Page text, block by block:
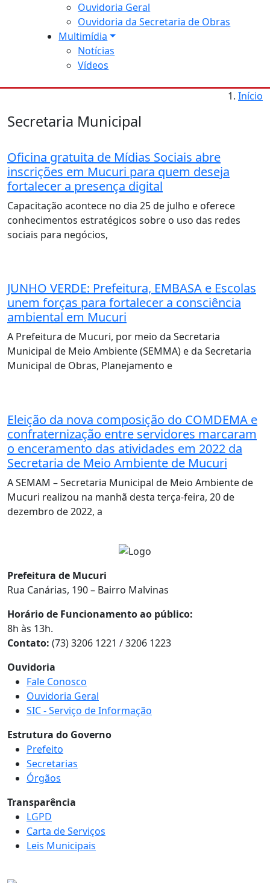
Ouvidoria Geral
Ouvidoria da Secretaria de Obras
Multimídia
Notícias
Vídeos
Início
Secretaria Municipal
Oficina gratuita de Mídias Sociais abre
inscrições em Mucuri para quem deseja
fortalecer a presença digital
Capacitação acontece no dia 25 de julho e oferece
conhecimentos estratégicos sobre o uso das redes
sociais para negócios,
JUNHO VERDE: Prefeitura, EMBASA e Escolas
unem forças para fortalecer a consciência
ambiental em Mucuri
A Prefeitura de Mucuri, por meio da Secretaria
Municipal de Meio Ambiente (SEMMA) e da Secretaria
Municipal de Obras, Planejamento e
Eleição da nova composição do COMDEMA e
confraternização entre servidores marcaram
o enceramento das atividades em 2022 da
Secretaria de Meio Ambiente de Mucuri
A SEMAM – Secretaria Municipal de Meio Ambiente de
Mucuri realizou na manhã desta terça-feira, 20 de
dezembro de 2022, a
Prefeitura de Mucuri
Rua Canárias, 190 – Bairro Malvinas
Horário de Funcionamento ao público:
8h às 13h.
Contato: (73) 3206 1221 / 3206 1223
Ouvidoria
Fale Conosco
Ouvidoria Geral
SIC - Serviço de Informação
Estrutura do Governo
Prefeito
Secretarias
Órgãos
Transparência
LGPD
Carta de Serviços
Leis Municipais